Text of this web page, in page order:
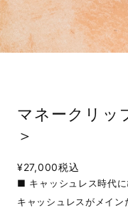
マネークリッ
＞
¥27,000税込
■ キャッシュレス時代に
キャッシュレスがメイ